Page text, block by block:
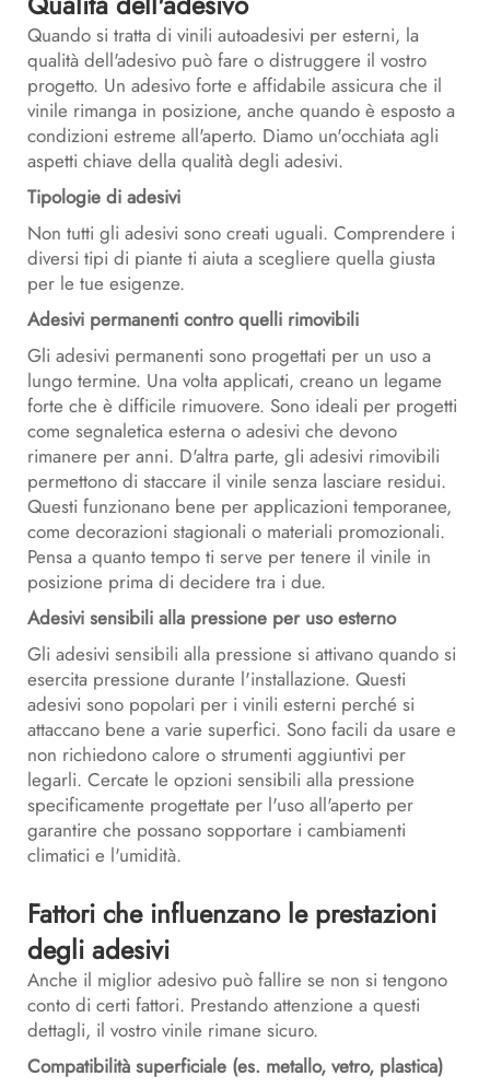
Quando si tratta di vinili autoadesivi per esterni, la
qualità dell'adesivo può fare o distruggere il vostro
progetto. Un adesivo forte e affidabile assicura che il
vinile rimanga in posizione, anche quando è esposto a
condizioni estreme all'aperto. Diamo un'occhiata agli
aspetti chiave della qualità degli adesivi.
Tipologie di adesivi
Non tutti gli adesivi sono creati uguali. Comprendere i
diversi tipi di piante ti aiuta a scegliere quella giusta
per le tue esigenze.
Adesivi permanenti contro quelli rimovibili
Gli adesivi permanenti sono progettati per un uso a
lungo termine. Una volta applicati, creano un legame
forte che è difficile rimuovere. Sono ideali per progetti
come segnaletica esterna o adesivi che devono
rimanere per anni. D'altra parte, gli adesivi rimovibili
permettono di staccare il vinile senza lasciare residui.
Questi funzionano bene per applicazioni temporanee,
come decorazioni stagionali o materiali promozionali.
Pensa a quanto tempo ti serve per tenere il vinile in
posizione prima di decidere tra i due.
Adesivi sensibili alla pressione per uso esterno
Gli adesivi sensibili alla pressione si attivano quando si
esercita pressione durante l'installazione. Questi
adesivi sono popolari per i vinili esterni perché si
attaccano bene a varie superfici. Sono facili da usare e
non richiedono calore o strumenti aggiuntivi per
legarli. Cercate le opzioni sensibili alla pressione
specificamente progettate per l'uso all'aperto per
garantire che possano sopportare i cambiamenti
climatici e l'umidità.
Fattori che influenzano le prestazioni
degli adesivi
Anche il miglior adesivo può fallire se non si tengono
conto di certi fattori. Prestando attenzione a questi
dettagli, il vostro vinile rimane sicuro.
Compatibilità superficiale (es. metallo, vetro, plastica)